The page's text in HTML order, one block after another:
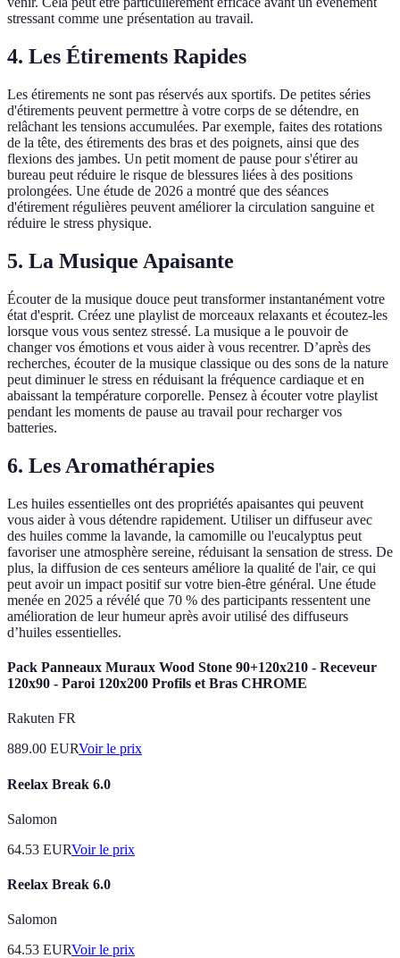
stressant comme une présentation au travail.
4. Les Étirements Rapides
Les étirements ne sont pas réservés aux sportifs. De petites séries
d'étirements peuvent permettre à votre corps de se détendre, en
relâchant les tensions accumulées. Par exemple, faites des rotations
de la tête, des étirements des bras et des poignets, ainsi que des
flexions des jambes. Un petit moment de pause pour s'étirer au
bureau peut réduire le risque de blessures liées à des positions
prolongées. Une étude de 2026 a montré que des séances
d'étirement régulières peuvent améliorer la circulation sanguine et
réduire le stress physique.
5. La Musique Apaisante
Écouter de la musique douce peut transformer instantanément votre
état d'esprit. Créez une playlist de morceaux relaxants et écoutez-les
lorsque vous vous sentez stressé. La musique a le pouvoir de
changer vos émotions et vous aider à vous recentrer. D’après des
recherches, écouter de la musique classique ou des sons de la nature
peut diminuer le stress en réduisant la fréquence cardiaque et en
abaissant la température corporelle. Pensez à écouter votre playlist
pendant les moments de pause au travail pour recharger vos
batteries.
6. Les Aromathérapies
Les huiles essentielles ont des propriétés apaisantes qui peuvent
vous aider à vous détendre rapidement. Utiliser un diffuseur avec
des huiles comme la lavande, la camomille ou l'eucalyptus peut
favoriser une atmosphère sereine, réduisant la sensation de stress. De
plus, la diffusion de ces senteurs améliore la qualité de l'air, ce qui
peut avoir un impact positif sur votre bien-être général. Une étude
menée en 2025 a révélé que 70 % des participants ressentent une
amélioration de leur humeur après avoir utilisé des diffuseurs
d’huiles essentielles.
Pack Panneaux Muraux Wood Stone 90+120x210 - Receveur
120x90 - Paroi 120x200 Profils et Bras CHROME
Rakuten FR
889.00 EURVoir le prix
Reelax Break 6.0
Salomon
64.53 EURVoir le prix
Reelax Break 6.0
Salomon
64.53 EURVoir le prix